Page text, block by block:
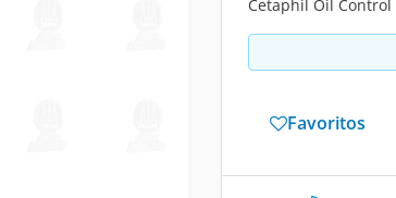
Cetaphil Oil
Favoritos